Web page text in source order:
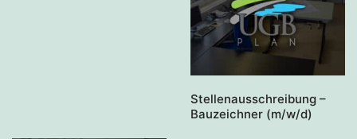
Stellenausschreibung –
Bauzeichner (m/w/d)